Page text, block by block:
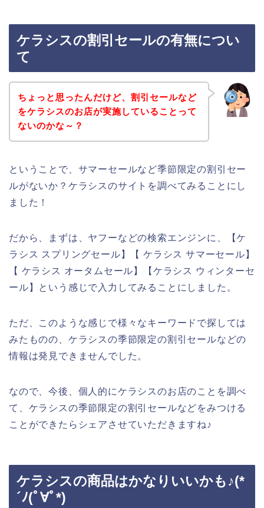
ケラシスの割引セールの有無につい
て
ちょっと思ったんだけど、割引セールなど
をケラシスのお店が実施していることって
ないのかな～？
ということで、サマーセールなど季節限定の割引セー
ルがないか？ケラシスのサイトを調べてみることにし
ました！
だから、まずは、ヤフーなどの検索エンジンに、【ケ
ラシス スプリングセール】【 ケラシス サマーセール】
【 ケラシス オータムセール】【ケラシス ウィンターセ
ール】という感じで入力してみることにしました。
ただ、このような感じで様々なキーワードで探しては
みたものの、ケラシスの季節限定の割引セールなどの
情報は発見できませんでした。
なので、今後、個人的にケラシスのお店のことを調べ
て、ケラシスの季節限定の割引セールなどをみつける
ことができたらシェアさせていただきますね♪
ケラシスの商品はかなりいいかも♪(*
´ﾉ(ﾟ∀ﾟ*)